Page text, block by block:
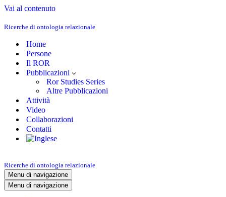
Vai al contenuto
Ricerche di ontologia relazionale
Home
Persone
Il ROR
Pubblicazioni
Ror Studies Series
Altre Pubblicazioni
Attività
Video
Collaborazioni
Contatti
Ricerche di ontologia relazionale
Menu di navigazione
Menu di navigazione